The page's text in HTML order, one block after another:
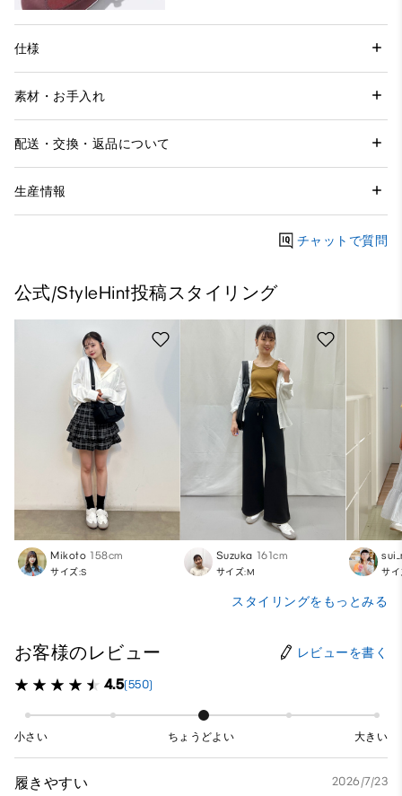
仕様
素材・お手入れ
配送・交換・返品について
生産情報
チャットで質問
公式/StyleHint投稿スタイリング
Mikoto 158cm
サイズ:S
Suzuka 161cm
サイズ:M サイ
スタイリングをもっとみる
お客様のレビュー レビューを書く
4.5(550)
小さい ちょうどよい 大きい
履きやすい 2026/7/23